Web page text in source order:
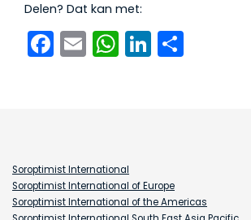
Delen? Dat kan met:
Facebook
EmailWhatsApp
LinkedIn
Soroptimist International
Soroptimist International of Europe
Soroptimist International of the Americas